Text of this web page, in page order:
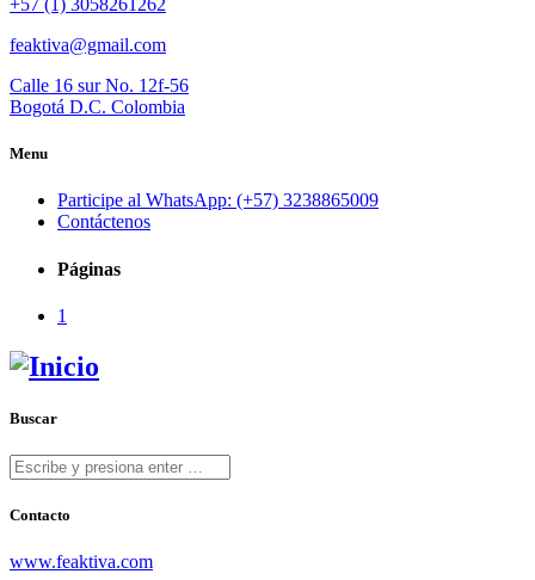
feaktiva@gmail.com
Calle 16 sur No. 12f-56
Bogotá D.C. Colombia
Menu
Participe al WhatsApp: (+57) 3238865009
Contáctenos
Páginas
1
Buscar
Contacto
www.feaktiva.com